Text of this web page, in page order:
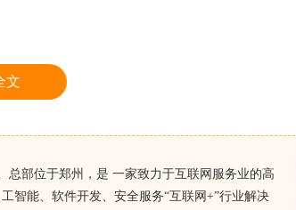
文
总部位于郑州，是 一家致力于互联网服务业的高
智能、软件开发、安全服务“互联网+”行业解决